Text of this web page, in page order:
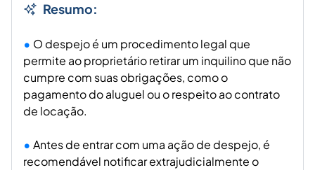
Resumo:
O despejo é um procedimento legal que
permite ao proprietário retirar um inquilino que não
cumpre com suas obrigações, como o
pagamento do aluguel ou o respeito ao contrato
de locação.
Antes de entrar com uma ação de despejo, é
recomendável notificar extrajudicialmente o